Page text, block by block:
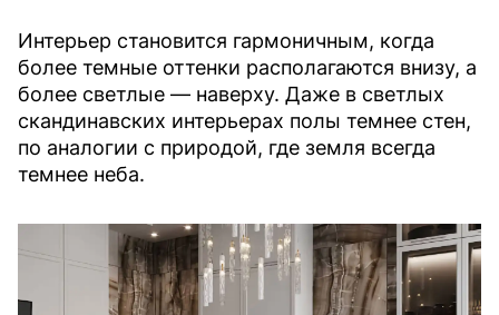
Интерьер становится гармоничным, когда
более темные оттенки располагаются внизу, а
более светлые — наверху. Даже в светлых
скандинавских интерьерах полы темнее стен,
по аналогии с природой, где земля всегда
темнее неба.